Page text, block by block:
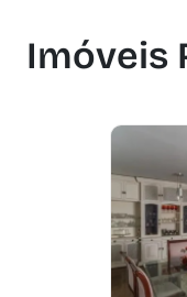
Imóveis